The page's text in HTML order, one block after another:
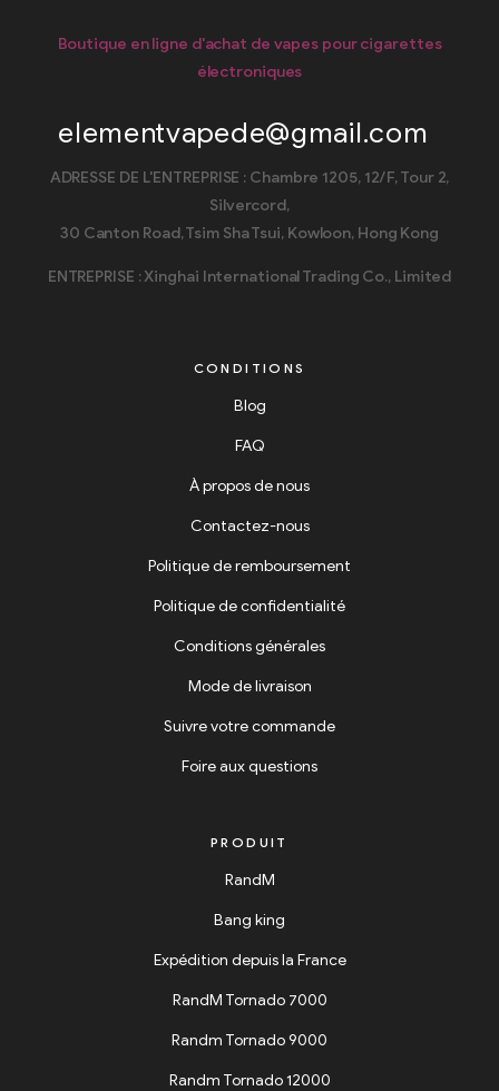
Boutique en ligne d'achat de vapes pour cigarettes
électroniques
elementvapede@gmail.com
ADRESSE DE L'ENTREPRISE : Chambre 1205, 12/F, Tour 2,
Silvercord,
30 Canton Road, Tsim Sha Tsui, Kowloon, Hong Kong
ENTREPRISE : Xinghai International Trading Co., Limited
CONDITIONS
Blog
FAQ
À propos de nous
Contactez-nous
Politique de remboursement
Politique de confidentialité
Conditions générales
Mode de livraison
Suivre votre commande
Foire aux questions
PRODUIT
RandM
Bang king
Expédition depuis la France
RandM Tornado 7000
Randm Tornado 9000
Randm Tornado 12000